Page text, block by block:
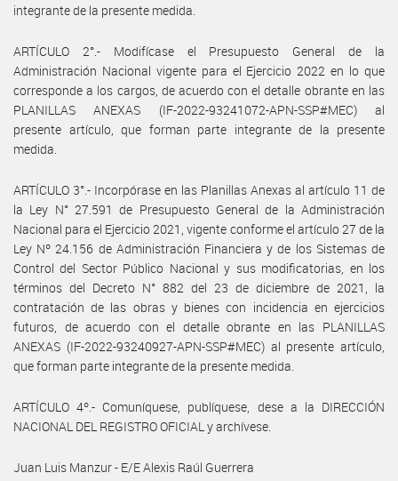
integrante de la presente medida.
ARTÍCULO 2°.- Modifícase el Presupuesto General de la
Administración Nacional vigente para el Ejercicio 2022 en lo que
corresponde a los cargos, de acuerdo con el detalle obrante en las
PLANILLAS ANEXAS (IF-2022-93241072-APN-SSP#MEC) al
presente artículo, que forman parte integrante de la presente
medida.
ARTÍCULO 3°.- Incorpórase en las Planillas Anexas al artículo 11 de
la Ley N° 27.591 de Presupuesto General de la Administración
Nacional para el Ejercicio 2021, vigente conforme el artículo 27 de la
Ley Nº 24.156 de Administración Financiera y de los Sistemas de
Control del Sector Público Nacional y sus modificatorias, en los
términos del Decreto N° 882 del 23 de diciembre de 2021, la
contratación de las obras y bienes con incidencia en ejercicios
futuros, de acuerdo con el detalle obrante en las PLANILLAS
ANEXAS (IF-2022-93240927-APN-SSP#MEC) al presente artículo,
que forman parte integrante de la presente medida.
ARTÍCULO 4º.- Comuníquese, publíquese, dese a la DIRECCIÓN
NACIONAL DEL REGISTRO OFICIAL y archívese.
Juan Luis Manzur - E/E Alexis Raúl Guerrera